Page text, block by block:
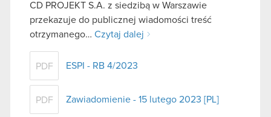
CD PROJEKT S.A. z siedzibą w Warszawie
przekazuje do publicznej wiadomości treść
otrzymanego… Czytaj dalej
PDF ESPI - RB 4/2023
PDF Zawiadomienie - 15 lutego 2023 [PL]